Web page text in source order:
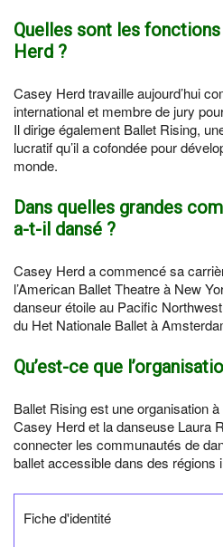
Quelles sont les
Herd ?
Casey Herd travaille aujourd’hui
international et membre de jury
Il dirige également Ballet Rising,
lucratif qu’il a cofondée pour
monde.
Dans quelles grandes
a-t-il dansé ?
Casey Herd a commencé sa
l’American Ballet Theatre à New
danseur étoile au Pacific
du Het Nationale Ballet à
Qu’est-ce que
Ballet Rising est une organisation
Casey Herd et la danseuse Laura
connecter les communautés de
ballet accessible dans des régions
Fiche d'identité